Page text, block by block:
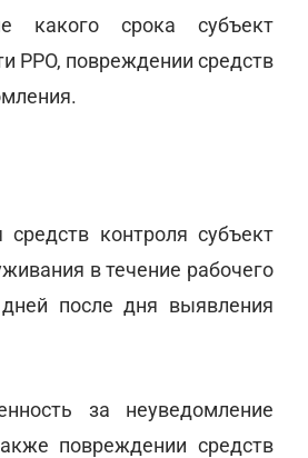
какого срока субъект
РРО, повреждении средств
контроля субъект
в течение рабочего
после дня выявления
за неуведомление
повреждении средств